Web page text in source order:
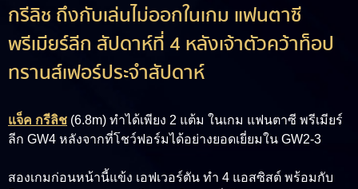
กรีลิช ถึงกับเล่นไม่ออกในเกม แฟนตาซี
พรีเมียร์ลีก สัปดาห์ที่ 4 หลังเจ้าตัวคว้าท็อป
ทรานส์เฟอร์ประจำสัปดาห์
แจ็ค กรีลิช (6.8m) ทำได้เพียง 2 แต้ม ในเกม แฟนตาซี พรีเมียร์
ลีก GW4 หลังจากที่โชว์ฟอร์มได้อย่างยอดเยี่ยมใน GW2-3
สองเกมก่อนหน้านี้แข้ง เอฟเวอร์ตัน ทำ 4 แอสซิสต์ พร้อมกับ